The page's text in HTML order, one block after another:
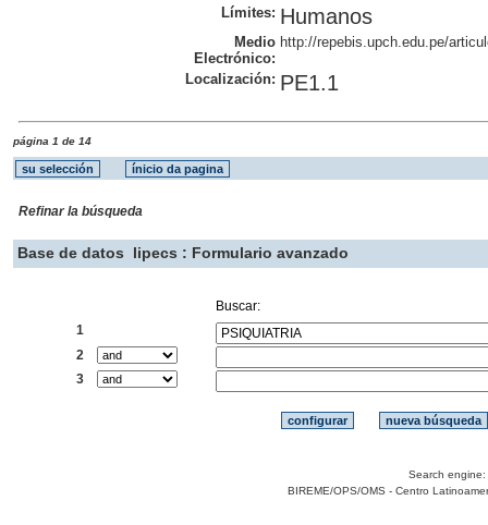
Límites: Humanos
Medio
Electrónico:
http://repebis.upch.edu.pe/
Localización: PE1.1
página 1 de 14
Refinar la búsqueda
Base de datos lipecs : Formulario avanzado
Buscar:
1
2
3
Search engine:
BIREME/OPS/OMS - Centro